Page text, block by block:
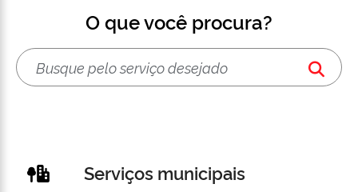
O que você procura?
Serviços municipais